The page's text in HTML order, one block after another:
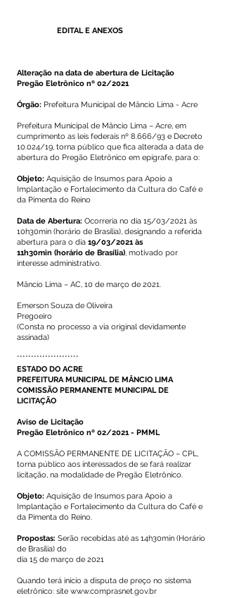
EDITAL E ANEXOS
Alteração na data de abertura de Licitação
Pregão Eletrônico nº 02/2021
Órgão: Prefeitura Municipal de Mâncio Lima - Acre
Prefeitura Municipal de Mâncio Lima – Acre, em
cumprimento as leis federais nº 8.666/93 e Decreto
10.024/19, torna público que fica alterada a data de
abertura do Pregão Eletrônico em epígrafe, para o:
Objeto: Aquisição de Insumos para Apoio a
Implantação e Fortalecimento da Cultura do Café e
da Pimenta do Reino
Data de Abertura: Ocorreria no dia 15/03/2021 às
10h30min (horário de Brasília), designando a referida
abertura para o dia 19/03/2021 às
11h30min (horário de Brasília), motivado por
interesse administrativo.
Mâncio Lima – AC, 10 de março de 2021.
Emerson Souza de Oliveira
Pregoeiro
(Consta no processo a via original devidamente
assinada)
**********************
ESTADO DO ACRE
PREFEITURA MUNICIPAL DE MÂNCIO LIMA
COMISSÃO PERMANENTE MUNICIPAL DE
LICITAÇÃO
Aviso de Licitação
Pregão Eletrônico nº 02/2021 - PMML
A COMISSÃO PERMANENTE DE LICITAÇÃO – CPL,
torna público aos interessados de se fará realizar
licitação, na modalidade de Pregão Eletrônico.
Objeto: Aquisição de Insumos para Apoio a
Implantação e Fortalecimento da Cultura do Café e
da Pimenta do Reino.
Propostas: Serão recebidas até as 14h30min (Horário
de Brasília) do
dia 15 de março de 2021
Quando terá início a disputa de preço no sistema
eletrônico: site www.comprasnet.gov.br